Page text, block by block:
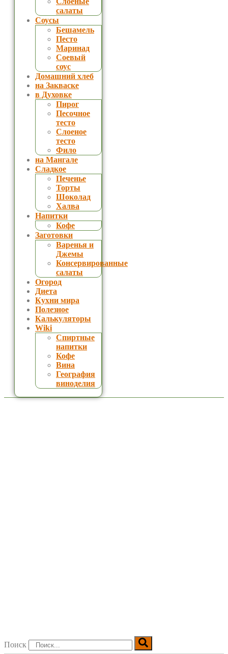
салаты
Соусы
Бешамель
Песто
Маринад
Соевый
соус
Домашний хлеб
на Закваске
в Духовке
Пирог
Песочное
тесто
Слоеное
тесто
Фило
на Мангале
Сладкое
Печенье
Торты
Шоколад
Халва
Напитки
Кофе
Заготовки
Варенья и
Джемы
Консервированные
салаты
Огород
Диета
Кухни мира
Полезное
Калькуляторы
Wiki
Спиртные
напитки
Кофе
Вина
География
виноделия
Поиск